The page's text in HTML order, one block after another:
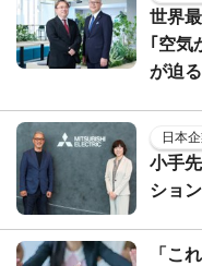
世界
｢空気
が迫る
日本
小手
ショ
「こ